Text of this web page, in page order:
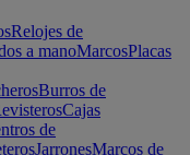
Relojes de
a manoMarcosPlacas
Burros de
Cajas
de
JarronesMarcos de